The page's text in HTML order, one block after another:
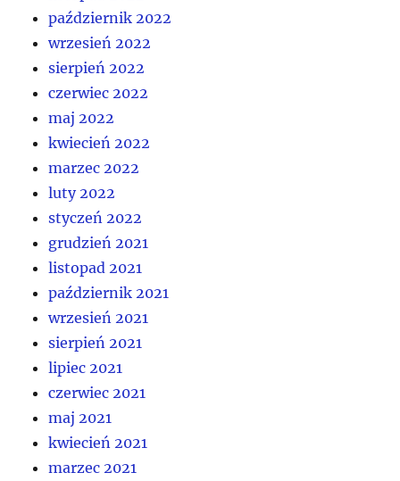
październik 2022
wrzesień 2022
sierpień 2022
czerwiec 2022
maj 2022
kwiecień 2022
marzec 2022
luty 2022
styczeń 2022
grudzień 2021
listopad 2021
październik 2021
wrzesień 2021
sierpień 2021
lipiec 2021
czerwiec 2021
maj 2021
kwiecień 2021
marzec 2021